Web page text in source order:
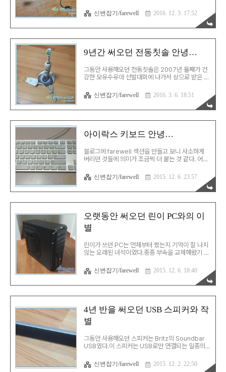
존에 사용하던 제품과는 수준이 다른 하품이었다.
결국 1년만에 버리기로 결정. USB 스피커는 아무래
도 여기까진가보다.메인 PC에선 로지텍 USB 스피
커들은 USB로 사운드를 직접 받기 때문에 잡음이
전혀 없다는 장점이 있는데, 이상하게 하나씩 단종
되고 있다. 이왕 버리는 거 쓰지 않던 마이크도 함께
모가 많았는데, 이제 쓸 일도 없고, 상태도 메롱메
롱…
신변잡기/farewell 2016. 12. 3. 17:52
9년간 써오던 전동칫솔 안녕…
그동안 사용해오던 전동칫솔은 2007년 둘째가 건
강한 모유수유아 선발대회에 나가서 상으로 받은 것
다… 이 녀석이 드디어 충전이 안 되는 상태에 돌입
하여 작별…안녕. 고생 많았어…
신변잡기/farewell 2016. 3. 6. 18:51
아이락스 키보드 안녕…
블로그에 farewell 섹션을 만들고 보니 사소하게
버리던 것들에 의미가 조금씩 더 붙는 것 같다. 어제
맛이 갔다.스페이스 바가 조금 애매하게 된지 한 달
쯤 지났는데, 이제 키보드의 L이 제대로 눌리지 않게
됐다. 이 키보드를 살 때는 애플 키보드랑 비슷한 디
는 써온 것이라 충분히 썼다고 생각하며 작별…
신변잡기/farewell 2015. 12. 6. 23:57
오랫동안 써오던 린이 PC와의 이
별
린이가 쓰던 PC는 언제부터 썼는지 기억이 잘 나지
않는 오래된 녀석이었다.종종 부속을 교체해왔기 때
달 전부터 헤롱헤롱하다가 애매하게 복구되는 것을
반복해왔었다.그러다 드디어 엊그제 운명을 달리했
다. 메인보드/CPU를 교체하는 리뉴얼을 잠시 고민
보내기로 결정했다. 케이스는 이렇게 생긴 녀석이
다.예전엔 내가 직접 쓰던 케이스. 뚜껑을 열자 보이
는 알맹이.기념품으로 남기기 위해 CPU와 메모리
는 분리했다. 이제 DDR3를 지나 DDR4의 시대가
그래도 무려 4GB의 충분한 용량을 자랑하던 PC였
다. CPU는 나름 유명했던 AMD Athlon X2
7750..
신변잡기/farewell 2015. 12. 6. 18:40
4년 반을 써오던 USB 스피커와 작
별
그동안 사용해오던 스피커는 Britz의 Soundbar
USB였다.이 스피커는 USB로만 연결되는 일종의
샀으니 대략 4년 반 정도를 써왔다.그런데, 최근 수
시로 잡음을 일으키는 걸 보니 수명이 다한 것 같아
신변잡기/farewell 2015. 12. 2. 22:50